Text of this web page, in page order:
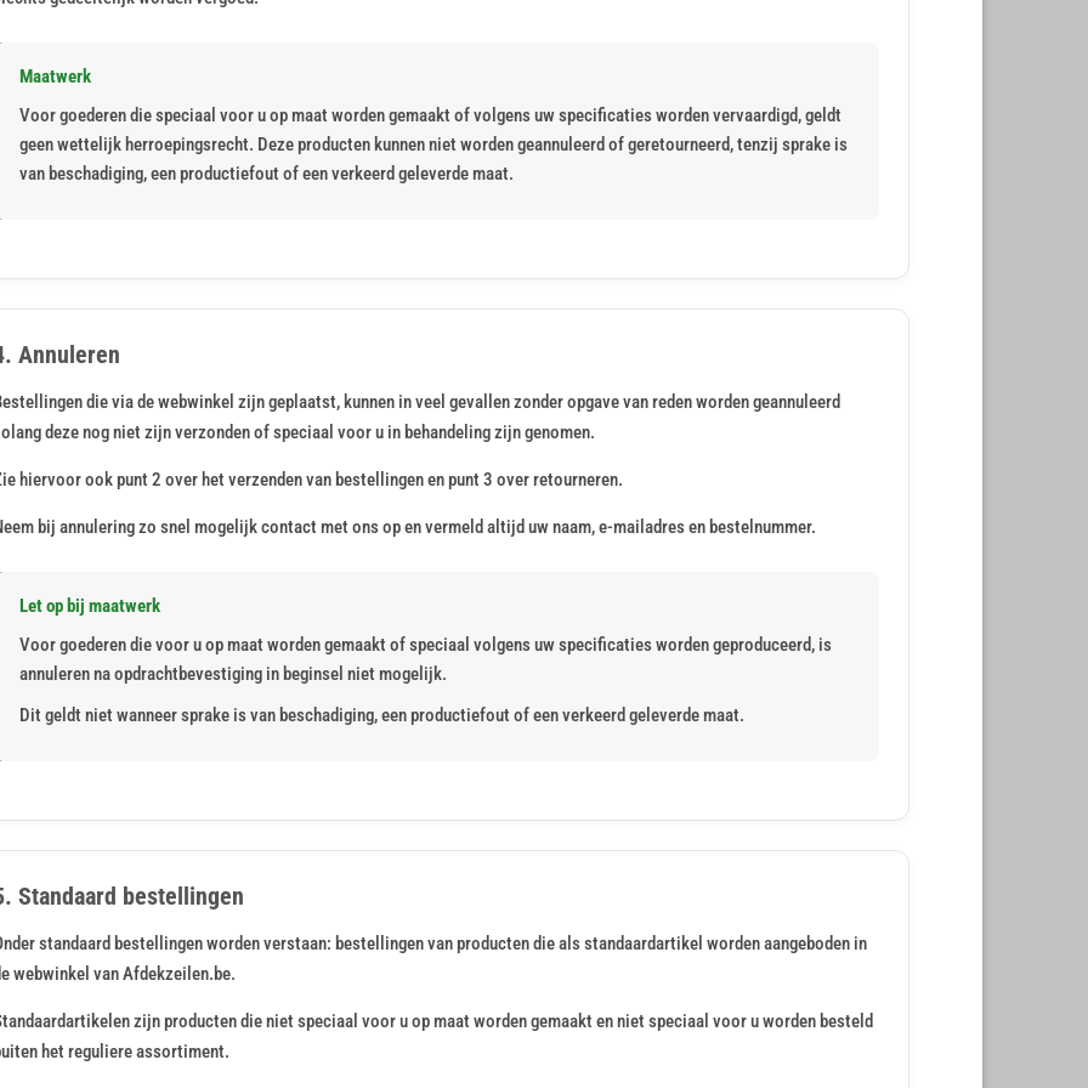
Maatwerk
Voor goederen die speciaal voor u op maat worden gemaakt of volgens uw specificaties worden vervaardigd, geldt
geen wettelijk herroepingsrecht. Deze producten kunnen niet worden geannuleerd of geretourneerd, tenzij sprake is
van beschadiging, een productiefout of een verkeerd geleverde maat.
Annuleren
die via de webwinkel zijn geplaatst, kunnen in veel gevallen zonder opgave van reden worden geannuleerd
deze nog niet zijn verzonden of speciaal voor u in behandeling zijn genomen.
hiervoor ook punt 2 over het verzenden van bestellingen en punt 3 over retourneren.
bij annulering zo snel mogelijk contact met ons op en vermeld altijd uw naam, e-mailadres en bestelnummer.
Let op bij maatwerk
Voor goederen die voor u op maat worden gemaakt of speciaal volgens uw specificaties worden geproduceerd, is
annuleren na opdrachtbevestiging in beginsel niet mogelijk.
Dit geldt niet wanneer sprake is van beschadiging, een productiefout of een verkeerd geleverde maat.
Standaard bestellingen
standaard bestellingen worden verstaan: bestellingen van producten die als standaardartikel worden aangeboden in
webwinkel van Afdekzeilen.be.
zijn producten die niet speciaal voor u op maat worden gemaakt en niet speciaal voor u worden besteld
het reguliere assortiment.